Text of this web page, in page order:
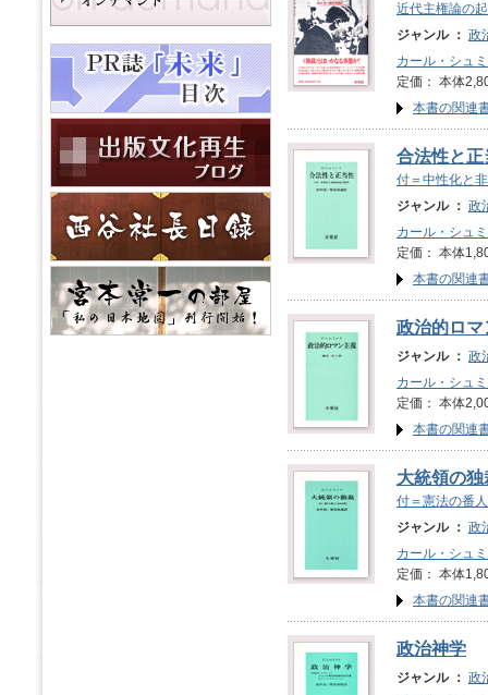
近代主権論の
ジャンル ： 政
カール・シュ
定価： 本体
本書の関連
合法性と正
付＝中性化と
ジャンル ： 政
カール・シュ
定価： 本体
本書の関連
政治的ロマ
ジャンル ： 政
カール・シュ
定価： 本体
本書の関連
大統領の独
付＝憲法の番
ジャンル ： 政
カール・シュ
定価： 本体
本書の関連
政治神学
ジャンル ： 政